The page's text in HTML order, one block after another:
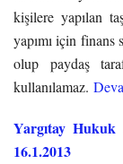
kişilere yapılan
yapımı için finans
olup paydaş
kullanılamaz.
Yargıtay
16.1.2013